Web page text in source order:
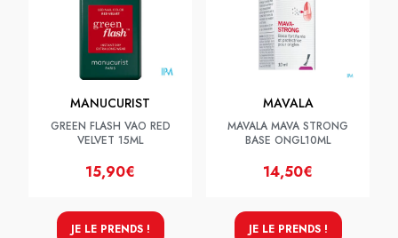
MANUCURIST
GREEN FLASH VAO RED
VELVET 15ML
15,90€
JE LE PRENDS !
MAVALA
MAVALA MAVA STRONG
BASE ONGL10ML
14,50€
JE LE PRENDS !